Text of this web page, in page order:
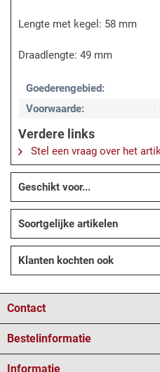
Lengte met kegel: 58 mm
Draadlengte: 49 mm
Goederengebied:
Voorwaarde:
Verdere links
Stel een vraag over het
Geschikt voor...
Soortgelijke artikelen
Klanten kochten ook
Contact
Bestelinformatie
Informatie